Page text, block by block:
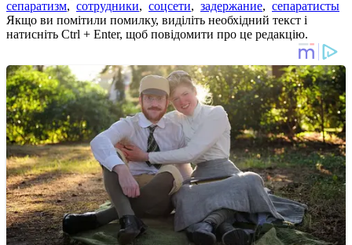
сепаратизм, сотрудники, соцсети, задержание, сепаратисты
Якщо ви помітили помилку, виділіть необхідний текст і
натисніть Ctrl + Enter, щоб повідомити про це редакцію.